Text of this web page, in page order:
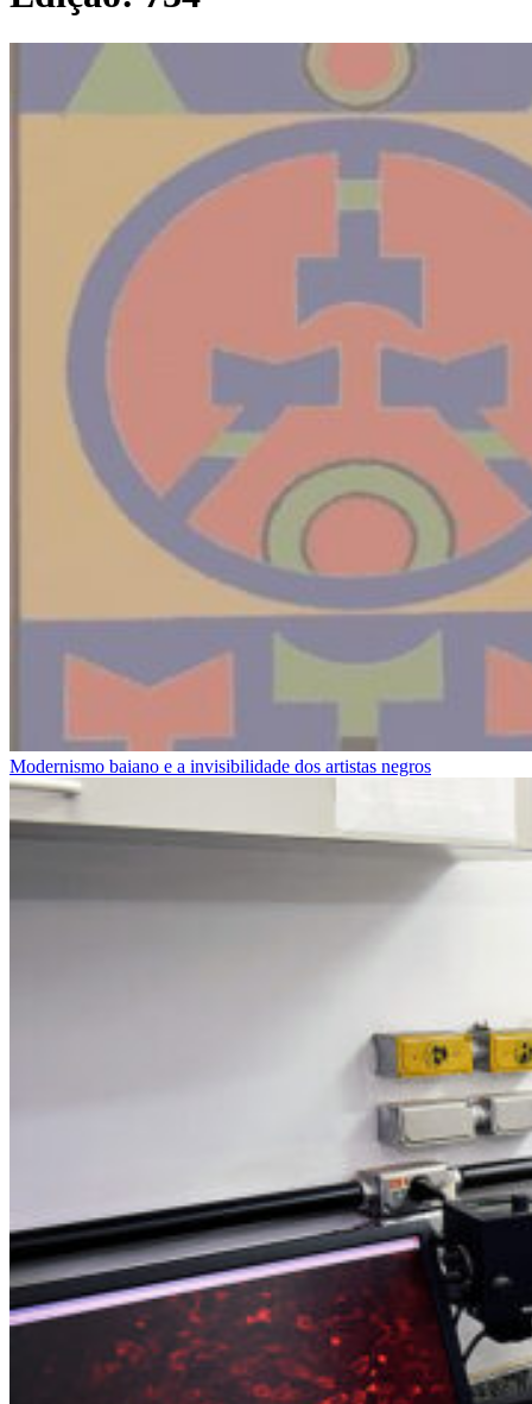
Modernismo baiano e a invisibilidade dos artistas negros